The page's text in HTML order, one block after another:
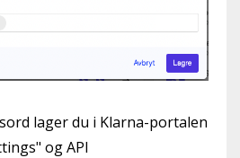
lager du i Klarna-portalen
og API